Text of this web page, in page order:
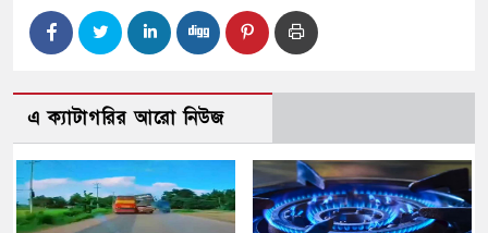
এ ক্যাটাগরির আরো নিউজ